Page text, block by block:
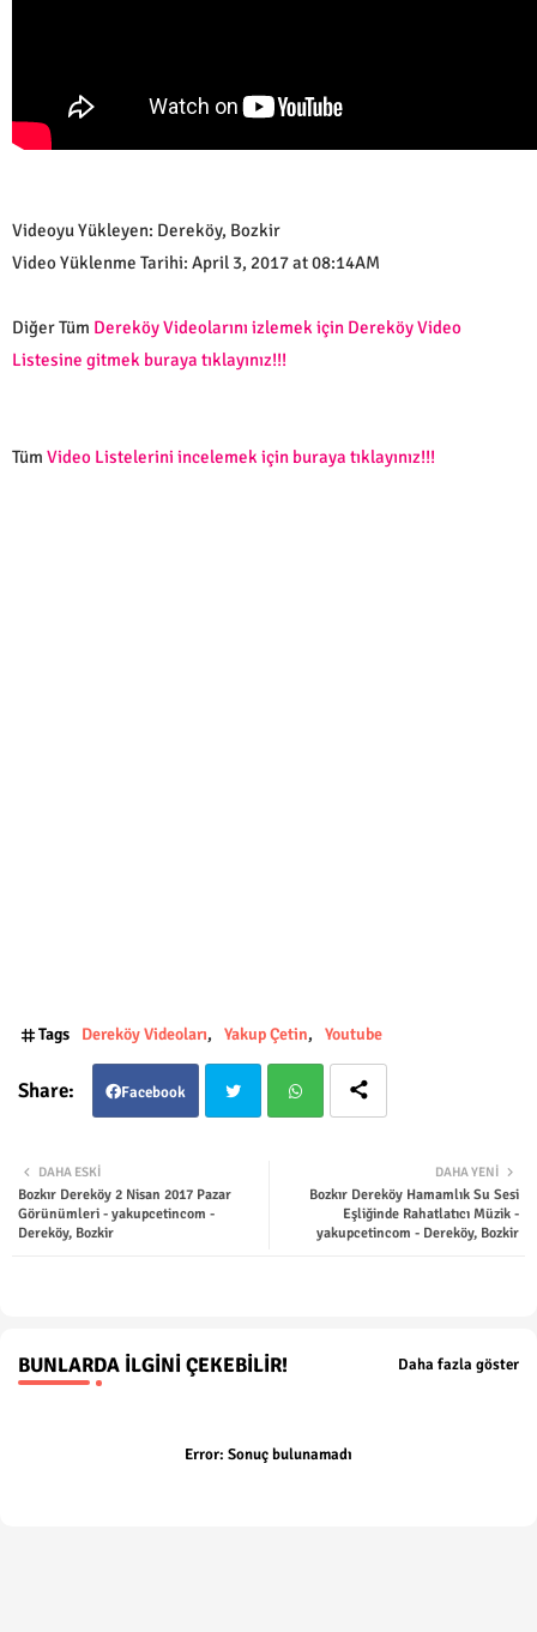
Videoyu Yükleyen: Dereköy, Bozkir
Video Yüklenme Tarihi: April 3, 2017 at 08:14AM
Diğer Tüm Dereköy Videolarını izlemek için Dereköy Video
Listesine gitmek buraya tıklayınız!!!
Tüm Video Listelerini incelemek için buraya tıklayınız!!!
Tags Dereköy Videoları Yakup Çetin Youtube
Facebook
ter
DAHA YENI
Bozkır Dereköy Hamamlık Su Sesi
Eşliğinde Rahatlatıcı Müzik -
yakupcetincom - Dereköy, Bozkir
DAHA ESKI
Bozkır Dereköy 2 Nisan 2017 Pazar
Görünümleri - yakupcetincom -
Dereköy, Bozkir
BUNLARDA İLGINI ÇEKEBILIR! Daha fazla göster
Error: Sonuç bulunamadı